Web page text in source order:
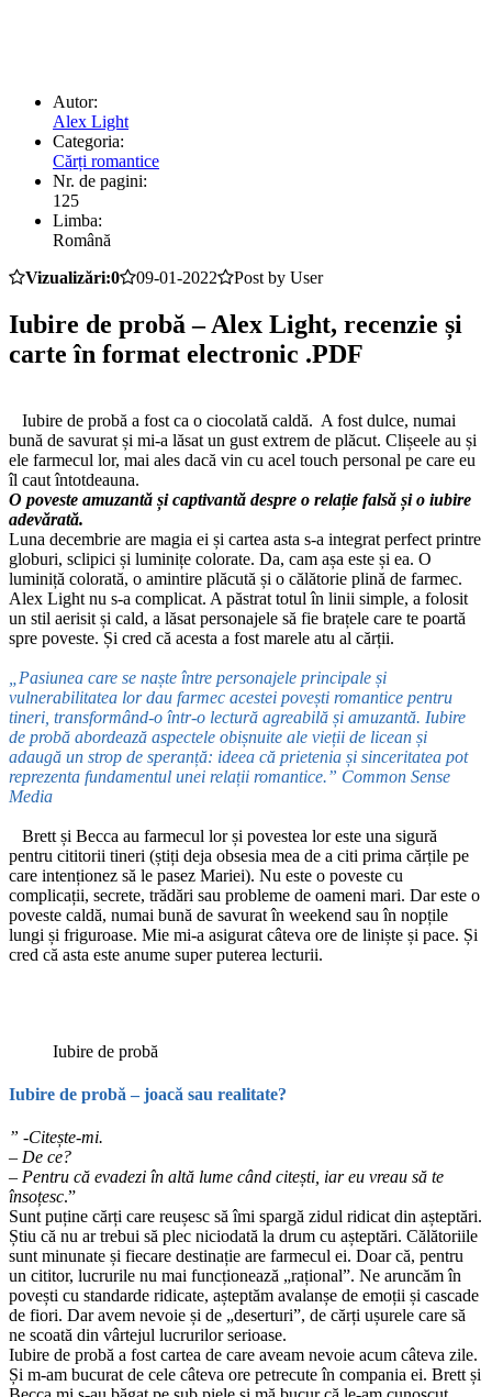
Autor:
Alex Light
Categoria:
Cărți romantice
Nr. de pagini:
125
Limba:
Română
Vizualizări:0
09-01-2022 Post by User
Iubire de probă – Alex Light, recenzie și
carte în format electronic .PDF
Iubire de probă a fost ca o ciocolată caldă. A fost dulce, numai
bună de savurat și mi-a lăsat un gust extrem de plăcut. Clișeele au și
ele farmecul lor, mai ales dacă vin cu acel touch personal pe care eu
îl caut întotdeauna.
O poveste amuzantă și captivantă despre o relație falsă și o iubire
adevărată.
Luna decembrie are magia ei și cartea asta s-a integrat perfect printre
globuri, sclipici și luminițe colorate. Da, cam așa este și ea. O
luminiță colorată, o amintire plăcută și o călătorie plină de farmec.
Alex Light nu s-a complicat. A păstrat totul în linii simple, a folosit
un stil aerisit și cald, a lăsat personajele să fie brațele care te poartă
spre poveste. Și cred că acesta a fost marele atu al cărții.
„Pasiunea care se naște între personajele principale și
vulnerabilitatea lor dau farmec acestei povești romantice pentru
tineri, transformând-o într-o lectură agreabilă și amuzantă. Iubire
de probă abordează aspectele obișnuite ale vieții de licean și
adaugă un strop de speranță: ideea că prietenia și sinceritatea pot
reprezenta fundamentul unei relații romantice.” Common Sense
Media
Brett și Becca au farmecul lor și povestea lor este una sigură
pentru cititorii tineri (știți deja obsesia mea de a citi prima cărțile pe
care intenționez să le pasez Mariei). Nu este o poveste cu
complicații, secrete, trădări sau probleme de oameni mari. Dar este o
poveste caldă, numai bună de savurat în weekend sau în nopțile
lungi și friguroase. Mie mi-a asigurat câteva ore de liniște și pace. Și
cred că asta este anume super puterea lecturii.
Iubire de probă
Iubire de probă – joacă sau realitate?
” -Citește-mi.
– De ce?
– Pentru că evadezi în altă lume când citești, iar eu vreau să te
însoțesc.”
Sunt puține cărți care reușesc să îmi spargă zidul ridicat din așteptări.
Știu că nu ar trebui să plec niciodată la drum cu așteptări. Călătoriile
sunt minunate și fiecare destinație are farmecul ei. Doar că, pentru
un cititor, lucrurile nu mai funcționează „rațional”. Ne aruncăm în
povești cu standarde ridicate, așteptăm avalanșe de emoții și cascade
de fiori. Dar avem nevoie și de „deserturi”, de cărți ușurele care să
ne scoată din vârtejul lucrurilor serioase.
Iubire de probă a fost cartea de care aveam nevoie acum câteva zile.
Și m-am bucurat de cele câteva ore petrecute în compania ei. Brett și